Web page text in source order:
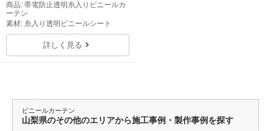
商品: 帯電防止透明糸入りビニールカ
ーテン
素材: 糸入り透明ビニールシート
詳しく見る
ビニールカーテン
山梨県のその他のエリアから施工事例・製作事例を探す